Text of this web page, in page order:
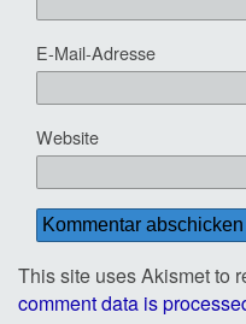
E-Mail-Adresse
Website
This site uses Akismet to
comment data is